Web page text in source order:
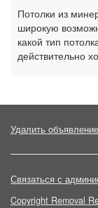
Потолки из
широкую
какой тип
действительно
Удалить
Связаться с
Copyright Removal